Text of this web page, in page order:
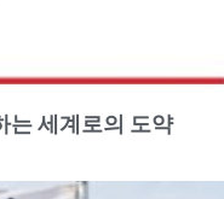
는 세계로의 도약